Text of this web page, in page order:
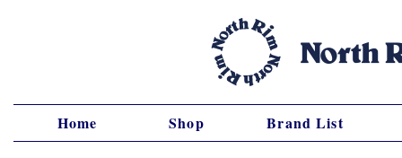
Home Shop Brand List